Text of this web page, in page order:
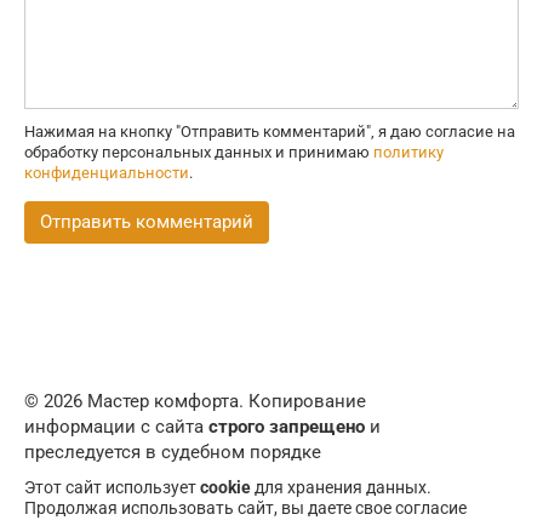
Нажимая на кнопку "Отправить комментарий", я даю согласие на
обработку персональных данных и принимаю политику
конфиденциальности.
© 2026 Мастер комфорта. Копирование
информации с сайта строго запрещено и
преследуется в судебном порядке
Этот сайт используетcookie для хранения данных.
Продолжая использовать сайт, вы даете свое согласие